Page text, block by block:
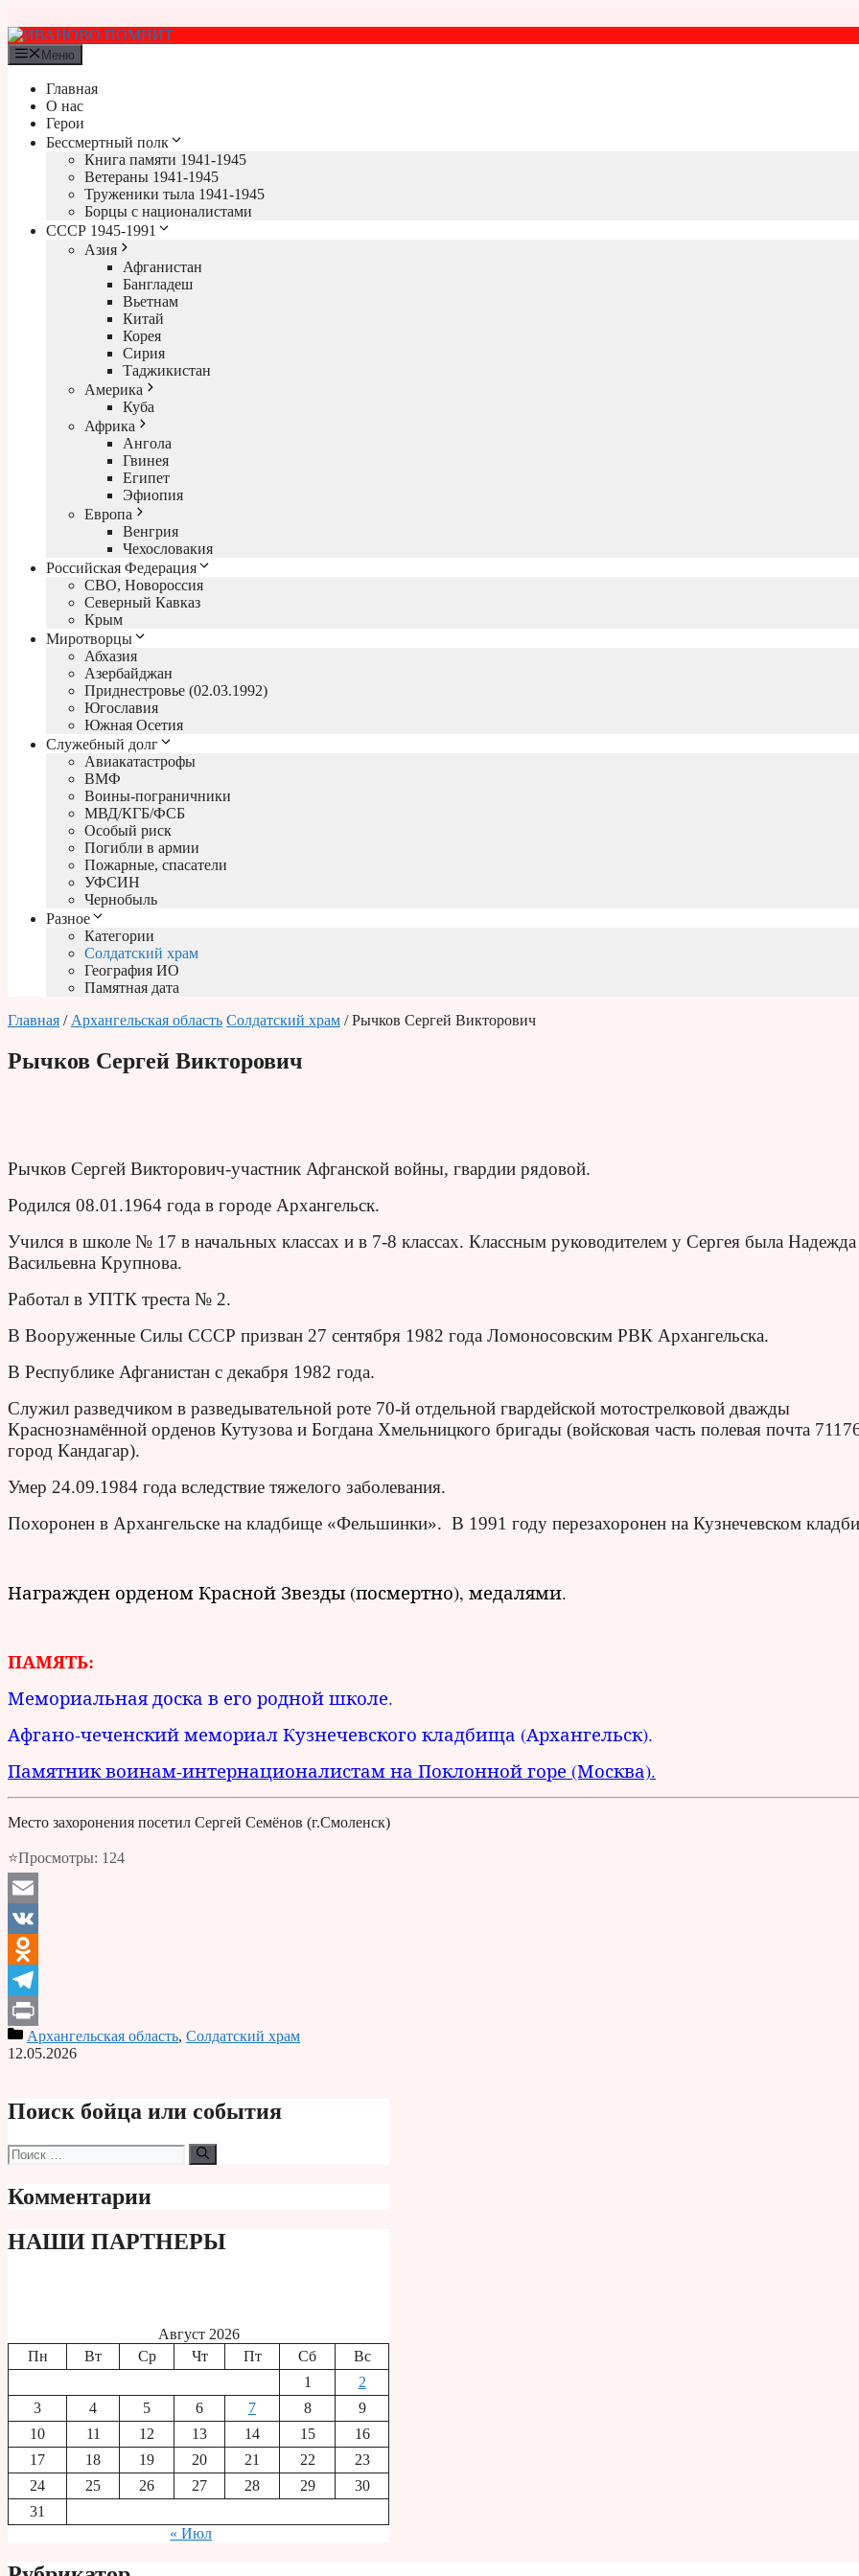
к
содержимому
Меню
Главная
О нас
Герои
Бессмертный полк
Книга памяти 1941-1945
Ветераны 1941-1945
Труженики тыла 1941-1945
Борцы с националистами
СССР 1945-1991
Азия
Афганистан
Бангладеш
Вьетнам
Китай
Корея
Сирия
Таджикистан
Америка
Куба
Африка
Ангола
Гвинея
Египет
Эфиопия
Европа
Венгрия
Чехословакия
Российская Федерация
СВО, Новороссия
Северный Кавказ
Крым
Миротворцы
Абхазия
Азербайджан
Приднестровье (02.03.1992)
Югославия
Южная Осетия
Служебный долг
Авиакатастрофы
ВМФ
Воины-пограничники
МВД/КГБ/ФСБ
Особый риск
Погибли в армии
Пожарные, спасатели
УФСИН
Чернобыль
Разное
Категории
Солдатский храм
География ИО
Памятная дата
Главная / Архангельская область Солдатский храм / Рычков Сергей Викторович
Рычков Сергей Викторович
Рычков Сергей Викторович-участник Афганской войны, гвардии рядовой.
Родился 08.01.1964 года в городе Архангельск.
Учился в школе № 17 в начальных классах и в 7-8 классах. Классным руководителем у Сергея была Надежда
Васильевна Крупнова.
Работал в УПТК треста № 2.
В Вооруженные Силы СССР призван 27 сентября 1982 года Ломоносовским РВК Архангельска.
В Республике Афганистан с декабря 1982 года.
Служил разведчиком в разведывательной роте 70-й отдельной гвардейской мотострелковой дважды
Краснознамённой орденов Кутузова и Богдана Хмельницкого бригады (войсковая часть полевая почта
город Кандагар).
Умер 24.09.1984 года вследствие тяжелого заболевания.
Похоронен в Архангельске на кладбище «Фельшинки». В 1991 году перезахоронен на Кузнечевском
Награжден орденом Красной Звезды (посмертно), медалями.
ПАМЯТЬ:
Мемориальная доска в его родной школе.
Афгано-чеченский мемориал Кузнечевского кладбища (Архангельск).
Памятник воинам-интернационалистам на Поклонной горе (Москва).
Место захоронения посетил Сергей Семёнов (г.Смоленск)
⭐Просмотры: 124
Email
VK
Odnoklassniki
Telegram
PrintАрхангельская область, Солдатский храм
12.05.2026
Поиск бойца или события
Поиск:
Комментарии
НАШИ ПАРТНЕРЫ
Август 2026
Пн
Вт Ср Чт Пт Сб
Вс
1
2
3
4 5 6 7 8
9
10
11 12 13 14 15
16
17
18 19 20 21 22
23
24
25 26 27 28 29
30
31
« Июл